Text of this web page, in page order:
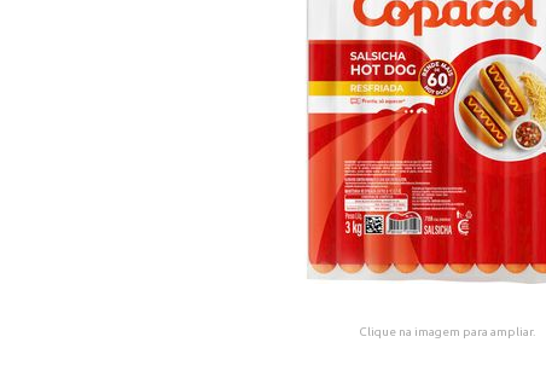
Clique na imagem para ampliar.